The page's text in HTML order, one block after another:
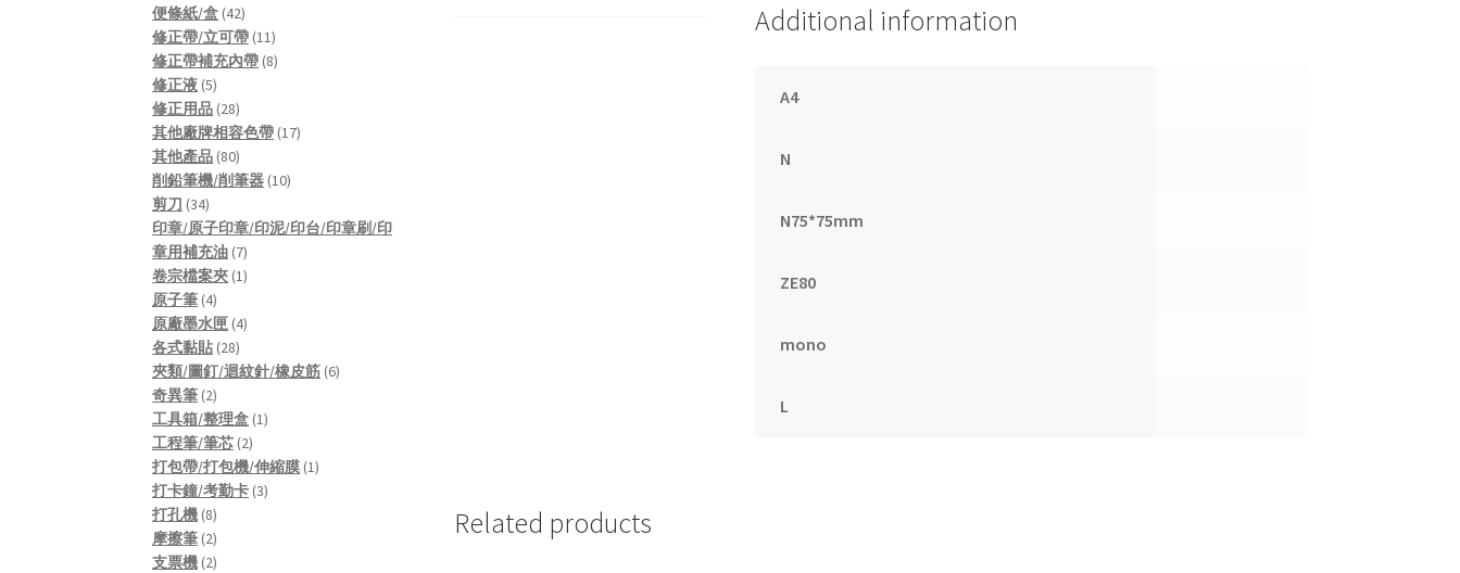
(24
Additional information
A4
N
N75*75mm
ZE80
mono
L
Related products
便條紙/盒 4242
products
修正帶/立可帶 1111
products
修正帶補充內帶 88
修正液 55
products
修正用品 2828
products
其他廠牌相容色帶 1717
其他產品 8080
products
削鉛筆機/削筆器 1010
剪刀 3434
products
印章/原子印章/印泥/印台/印章刷/印
章用補充油 77
products
卷宗檔案夾 11
原子筆 44
products
原廠墨水匣 44
各式黏貼 2828
products
夾類/圖釘/迴紋針/橡皮筋 66
奇異筆 22
products
工具箱/整理盒 11
工程筆/筆芯 22
products
打包帶/打包機/伸縮膜 11
打卡鐘/考勤卡 33
打孔機 88
products
摩擦筆 22
products
支票機 22